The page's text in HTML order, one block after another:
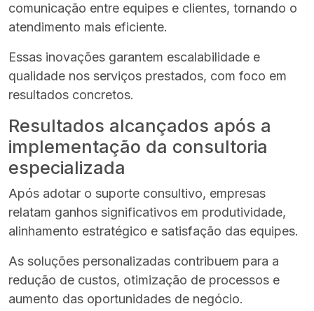
comunicação entre equipes e clientes, tornando o
atendimento mais eficiente.
Essas inovações garantem escalabilidade e
qualidade nos serviços prestados, com foco em
resultados concretos.
Resultados alcançados após a
implementação da consultoria
especializada
Após adotar o suporte consultivo, empresas
relatam ganhos significativos em produtividade,
alinhamento estratégico e satisfação das equipes.
As soluções personalizadas contribuem para a
redução de custos, otimização de processos e
aumento das oportunidades de negócio.